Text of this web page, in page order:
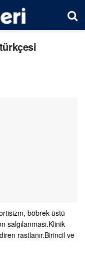
böbrek üstü
salgılanması.Klinik
rastlanır.Birincil ve